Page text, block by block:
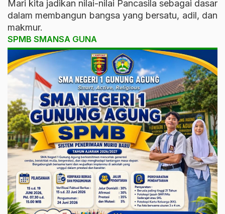
Mari kita jadikan nilai-nilai Pancasila sebagai dasar
dalam membangun bangsa yang bersatu, adil, dan
makmur.
SPMB SMANSA GUNA